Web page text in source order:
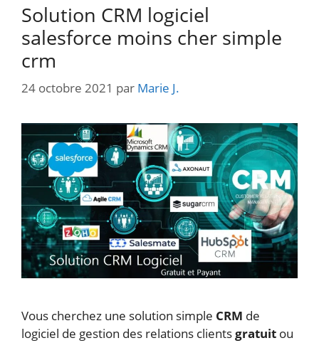
Solution CRM logiciel
salesforce moins cher simple
crm
24 octobre 2021 par Marie J.
Vous cherchez une solution simple CRM de
logiciel de gestion des relations clientsgratuit ou